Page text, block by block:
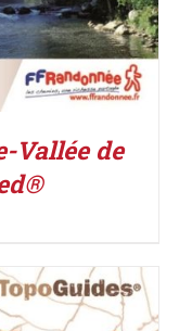
Vallée de